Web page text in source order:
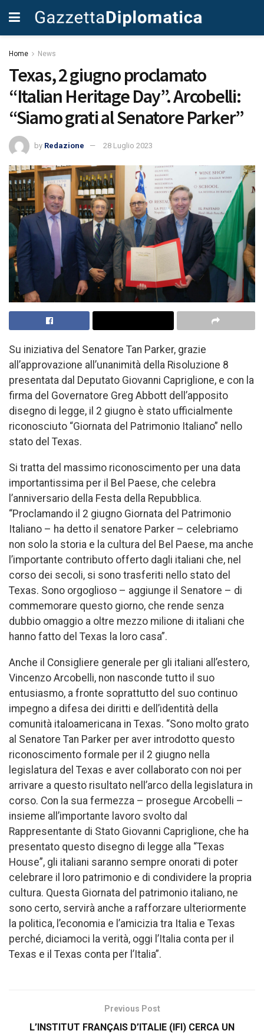
Home News
Texas, 2 giugno proclamato
“Italian Heritage Day”. Arcobelli:
“Siamo grati al Senatore Parker”
by Redazione 28 Luglio 2023
Su iniziativa del Senatore Tan Parker, grazie
all’approvazione all’unanimità della Risoluzione 8
presentata dal Deputato Giovanni Capriglione, e con la
firma del Governatore Greg Abbott dell’apposito
disegno di legge, il 2 giugno è stato ufficialmente
riconosciuto “Giornata del Patrimonio Italiano” nello
stato del Texas.
Si tratta del massimo riconoscimento per una data
importantissima per il Bel Paese, che celebra
l’anniversario della Festa della Repubblica.
“Proclamando il 2 giugno Giornata del Patrimonio
Italiano – ha detto il senatore Parker – celebriamo
non solo la storia e la cultura del Bel Paese, ma anche
l’importante contributo offerto dagli italiani che, nel
corso dei secoli, si sono trasferiti nello stato del
Texas. Sono orgoglioso – aggiunge il Senatore – di
commemorare questo giorno, che rende senza
dubbio omaggio a oltre mezzo milione di italiani che
hanno fatto del Texas la loro casa”.
Anche il Consigliere generale per gli italiani all’estero,
Vincenzo Arcobelli, non nasconde tutto il suo
entusiasmo, a fronte soprattutto del suo continuo
impegno a difesa dei diritti e dell’identità della
comunità italoamericana in Texas. “Sono molto grato
al Senatore Tan Parker per aver introdotto questo
riconoscimento formale per il 2 giugno nella
legislatura del Texas e aver collaborato con noi per
arrivare a questo risultato nell’arco della legislatura in
corso. Con la sua fermezza – prosegue Arcobelli –
insieme all’importante lavoro svolto dal
Rappresentante di Stato Giovanni Capriglione, che ha
presentato questo disegno di legge alla “Texas
House”, gli italiani saranno sempre onorati di poter
celebrare il loro patrimonio e di condividere la propria
cultura. Questa Giornata del patrimonio italiano, ne
sono certo, servirà anche a rafforzare ulteriormente
la politica, l’economia e l’amicizia tra Italia e Texas
perché, diciamoci la verità, oggi l’Italia conta per il
Texas e il Texas conta per l’Italia”.
Previous Post
L’INSTITUT FRANÇAIS D’ITALIE (IFI) CERCA UN